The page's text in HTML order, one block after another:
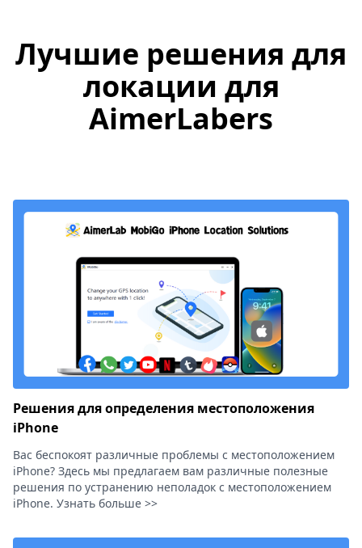
Лучшие решения для
локации для
AimerLabers
Решения для определения местоположения
iPhone
Вас беспокоят различные проблемы с местоположением
iPhone? Здесь мы предлагаем вам различные полезные
решения по устранению неполадок с местоположением
iPhone. Узнать больше >>